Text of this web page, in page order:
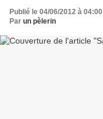
Publié le 04/06/2012 à 04:00
Par un pèlerin